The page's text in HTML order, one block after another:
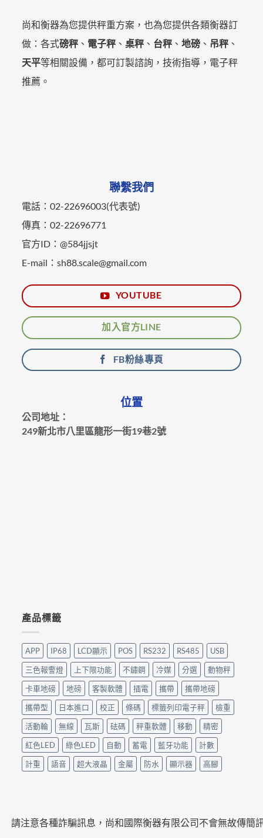
尚和衡器為您提供秤重方案，也為您提供各類衡器訂
做：各式磅秤 、 電子秤 、桌秤 、 台秤 、地磅 、 吊秤 、
天平等相關設備，都可訂製諮詢，技術指導，電子秤
推薦。
聯繫我們
電話：02-22696003(代表號)
傳真：02-22696771
官方ID：@584jjsjt
E-mail：sh88.scale@gmail.com
YOUTUBE
加入官方LINE
FB粉絲專頁
位置
公司地址：
249新北市八里區龍形一街19巷2號
產品標籤
APP IP68 LCD顯示 POS RS232 RS485
USB
三色報警燈
上下限功能 不鏽鋼 冷媒 分選
動物秤
卡車地磅
地磅 客製軟體 插電 攜帶
攜帶地磅
攜帶型
日本進口 校正 條碼 標籤列印電子秤
檢重
活動輪
無線 瓦斯 砝碼 秤重軟體 移動
精密
紅色LED
綠色LED 自動 蓄電 藍牙功能
計數
計重
語音 超大液晶 金屬 防水 顯示器 高腳
注意各種詐騙訊息，尚和國際衡器有限公司不會無故傳簡訊